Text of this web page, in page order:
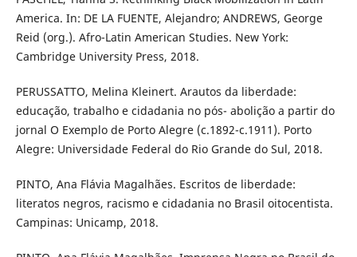
America. In: DE LA FUENTE, Alejandro; ANDREWS, George
Reid (org.). Afro-Latin American Studies. New York:
Cambridge University Press, 2018.
PERUSSATTO, Melina Kleinert. Arautos da liberdade:
educação, trabalho e cidadania no pós- abolição a partir do
jornal O Exemplo de Porto Alegre (c.1892-c.1911). Porto
Alegre: Universidade Federal do Rio Grande do Sul, 2018.
PINTO, Ana Flávia Magalhães. Escritos de liberdade:
literatos negros, racismo e cidadania no Brasil oitocentista.
Campinas: Unicamp, 2018.